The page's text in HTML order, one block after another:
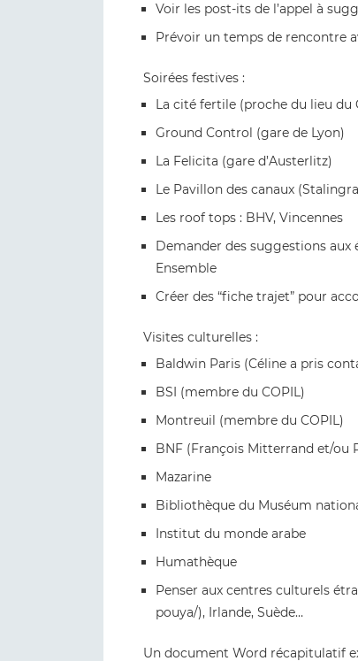
Voir les post-its de l’appel à
Prévoir un temps de rencontre
Soirées festives :
La cité fertile (proche du lieu du
Ground Control (gare de Lyon)
La Felicita (gare d’Austerlitz)
Le Pavillon des canaux
Les roof tops : BHV, Vincennes
Demander des suggestions
Ensemble
Créer des “fiche trajet” pour
Visites culturelles :
Baldwin Paris (Céline a pris
BSI (membre du COPIL)
Montreuil (membre du COPIL)
BNF (François Mitterrand et/ou
Mazarine
Bibliothèque du Muséum
Institut du monde arabe
Humathèque
Penser aux centres culturels
pouya/), Irlande, Suède…
Un document Word récapitulatif